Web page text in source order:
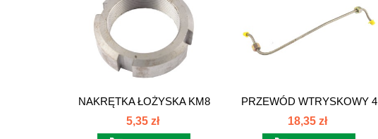
NAKRĘTKA ŁOŻYSKA KM8
C-385 80121165
5,35 zł
PRZEWÓD WTRYSKOWY 4
CYL...
18,35 zł